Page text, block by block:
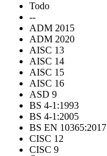
Todo
--
ADM 2015
ADM 2020
AISC 13
AISC 14
AISC 15
AISC 16
ASD 9
BS 4-1:1993
BS 4-1:2005
BS EN 10365:2017
CISC 12
CISC 9